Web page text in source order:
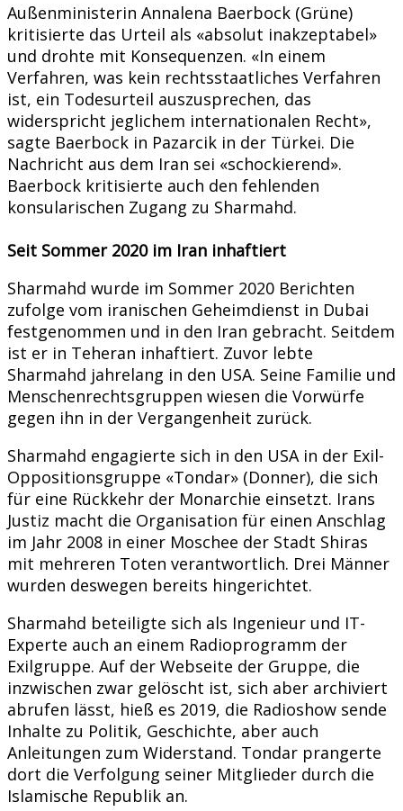
Außenministerin Annalena Baerbock (Grüne)
kritisierte das Urteil als «absolut inakzeptabel»
und drohte mit Konsequenzen. «In einem
Verfahren, was kein rechtsstaatliches Verfahren
ist, ein Todesurteil auszusprechen, das
widerspricht jeglichem internationalen Recht»,
sagte Baerbock in Pazarcik in der Türkei. Die
Nachricht aus dem Iran sei «schockierend».
Baerbock kritisierte auch den fehlenden
konsularischen Zugang zu Sharmahd.
Seit Sommer 2020 im Iran inhaftiert
Sharmahd wurde im Sommer 2020 Berichten
zufolge vom iranischen Geheimdienst in Dubai
festgenommen und in den Iran gebracht. Seitdem
ist er in Teheran inhaftiert. Zuvor lebte
Sharmahd jahrelang in den USA. Seine Familie und
Menschenrechtsgruppen wiesen die Vorwürfe
gegen ihn in der Vergangenheit zurück.
Sharmahd engagierte sich in den USA in der Exil-
Oppositionsgruppe «Tondar» (Donner), die sich
für eine Rückkehr der Monarchie einsetzt. Irans
Justiz macht die Organisation für einen Anschlag
im Jahr 2008 in einer Moschee der Stadt Shiras
mit mehreren Toten verantwortlich. Drei Männer
wurden deswegen bereits hingerichtet.
Sharmahd beteiligte sich als Ingenieur und IT-
Experte auch an einem Radioprogramm der
Exilgruppe. Auf der Webseite der Gruppe, die
inzwischen zwar gelöscht ist, sich aber archiviert
abrufen lässt, hieß es 2019, die Radioshow sende
Inhalte zu Politik, Geschichte, aber auch
Anleitungen zum Widerstand. Tondar prangerte
dort die Verfolgung seiner Mitglieder durch die
Islamische Republik an.